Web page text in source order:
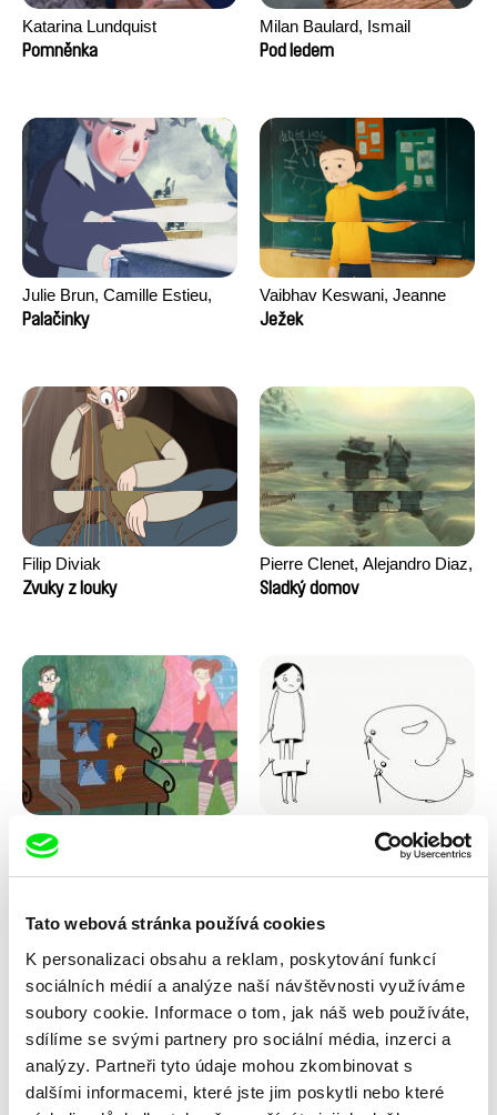
Tato webová stránka používá cookies
K personalizaci obsahu a reklam, poskytování funkcí
sociálních médií a analýze naší návštěvnosti využíváme
soubory cookie. Informace o tom, jak náš web používáte,
sdílíme se svými partnery pro sociální média, inzerci a
analýzy. Partneři tyto údaje mohou zkombinovat s
dalšími informacemi, které jste jim poskytli nebo které
Katarina Lundquist
Pomněnka
Milan Baulard, Ismail
Berrahma, Flore Dupont,
Pod ledem
Julie Brun, Camille Estieu,
Jiamin Peng
Palačinky
Vaibhav Keswani, Jeanne
Laureau, Colombine Majou,
Ježek
Filip Diviak
Zvuky z louky
Pierre Clenet, Alejandro Diaz,
Romain Mazevet, Stéphane
Sladký domov
Pernille Sihm
Podivný zvuk
Inès Bernard-Espina, Mélody Lubomír Beneš